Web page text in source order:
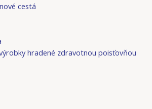
cestá
hradené zdravotnou poisťovňou